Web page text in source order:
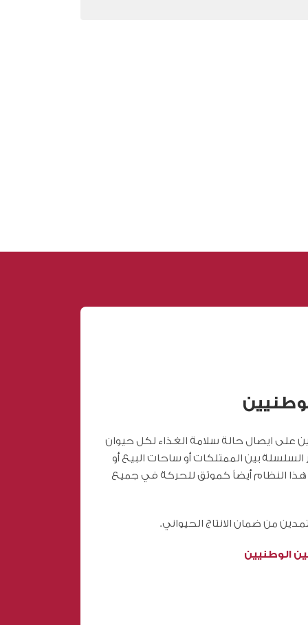
على ايصال حالة سلامة الغذاء لكل حيوان
بين الممتلكات أو ساحات البيع أو
هذا النظام أيضاً كموثق للحركة في جميع
من ضمان الانتاج الحيواني.
الوطنيين